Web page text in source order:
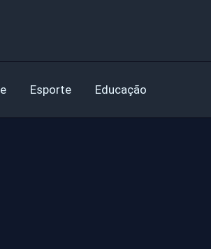
Esporte Educação